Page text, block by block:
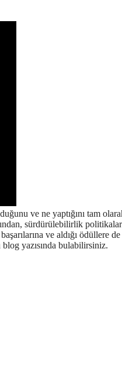
ve ne yaptığını tam
sürdürülebilirlik
ve aldığı ödüllere
yazısında bulabilirsiniz.